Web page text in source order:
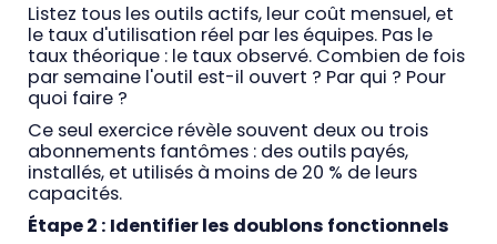
Listez tous les outils actifs, leur coût mensuel, et
le taux d'utilisation réel par les équipes. Pas le
taux théorique : le taux observé. Combien de fois
par semaine l'outil est-il ouvert ? Par qui ? Pour
quoi faire ?
Ce seul exercice révèle souvent deux ou trois
abonnements fantômes : des outils payés,
installés, et utilisés à moins de 20 % de leurs
capacités.
Étape 2 : Identifier les doublons fonctionnels